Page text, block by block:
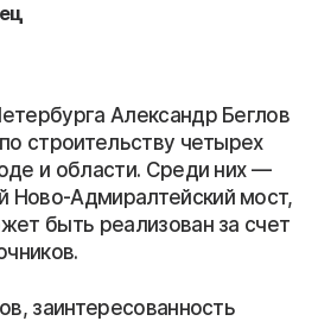
Александр Беглов
строительству четырех
и области. Среди них —
Ново-Адмиралтейский мост,
быть реализован за счет
заинтересованность